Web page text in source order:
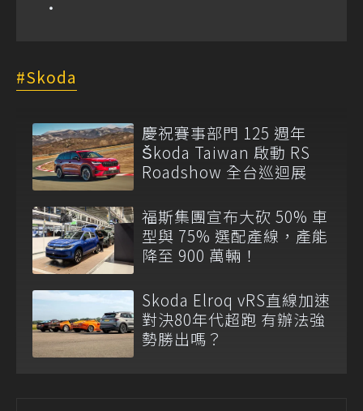
Skoda
慶祝賽事部門 125 週年
Škoda Taiwan 啟動 RS
Roadshow 全台巡迴展
福斯集團宣布大砍 50% 車
型與 75% 選配產線，產能
降至 900 萬輛！
Skoda Elroq vRS直線加速
對決80年代超跑 有辦法強
勢勝出嗎？